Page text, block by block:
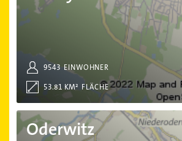
EINWOHNER
9543
FLÄCHE
53.81 KM²
Oderwitz
Oderwitz